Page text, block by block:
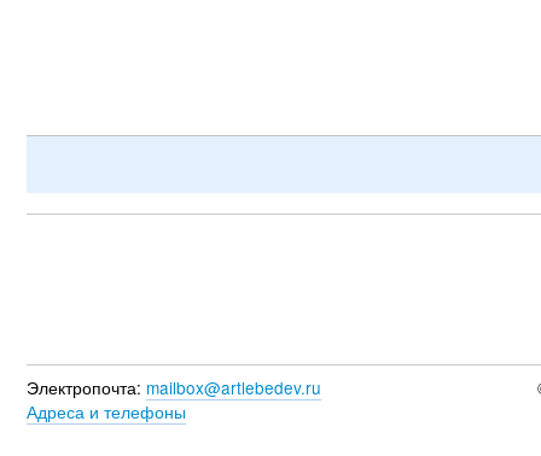
Электропочта: mailbox@artlebedev.ru
Адреса и телефоны